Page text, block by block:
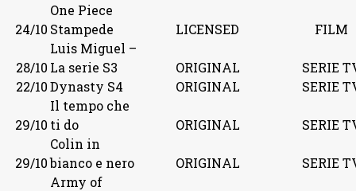
24/10
One Piece
Stampede
LICENSED FILM
28/10
Luis Miguel –
La serie S3
ORIGINAL
SERIE
22/10Dynasty S4 ORIGINAL SERIE
29/10
Il tempo che
ti do
ORIGINAL SERIE
29/10
Colin in
bianco e nero
ORIGINAL SERIE
Army of